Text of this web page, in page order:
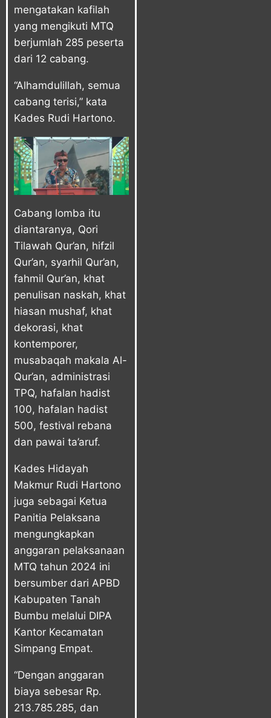
mengatakan kafilah
yang mengikuti MTQ
berjumlah 285 peserta
dari 12 cabang.
“Alhamdulillah, semua
cabang terisi,” kata
Kades Rudi Hartono.
Cabang lomba itu
diantaranya, Qori
Tilawah Qur’an, hifzil
Qur’an, syarhil Qur’an,
fahmil Qur’an, khat
penulisan naskah, khat
hiasan mushaf, khat
dekorasi, khat
kontemporer,
musabaqah makala Al-
Qur’an, administrasi
TPQ, hafalan hadist
100, hafalan hadist
500, festival rebana
dan pawai ta’aruf.
Kades Hidayah
Makmur Rudi Hartono
juga sebagai Ketua
Panitia Pelaksana
mengungkapkan
anggaran pelaksanaan
MTQ tahun 2024 ini
bersumber dari APBD
Kabupaten Tanah
Bumbu melalui DIPA
Kantor Kecamatan
Simpang Empat.
“Dengan anggaran
biaya sebesar Rp.
213.785.285, dan